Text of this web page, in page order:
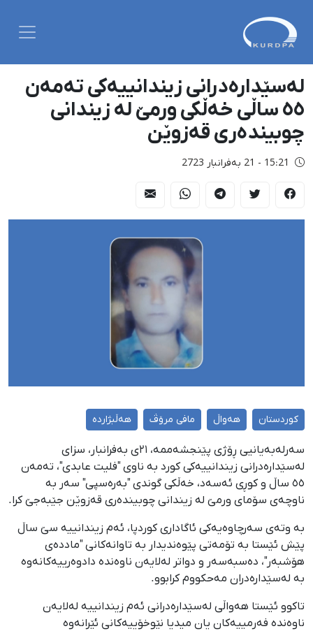
لەسێدارەدرانی زیندانییەکی تەمەن
٥٥ ساڵی خەڵکی ورمێ لە زیندانی
چوبیندەری قەزوێن
15:21 - 21 بەفرانبار 2723
کوردستان هەواڵ مافی مرۆڤ هەڵبژاردە
سەرلەبەیانیی ڕۆژی پێنجشەممە، ٢١ی بەفرانبار، سزای
لەسێدارەدرانی زیندانییەکی کورد بە ناوی "فلیت عابدی"، تەمەن
٥٥ ساڵ و کوڕی ئەسەد، خەڵکی گوندی "بەرەسپی" سەر بە
ناوچەی سۆمای ورمێ لە زیندانی چوبیندەری قەزوێن جێبەجێ کرا.
بە وتەی سەرچاوەیەکی ئاگاداری کوردپا، ئەم زیندانییە سێ ساڵ
پێش ئێستا بە تۆمەتی پێوەندیدار بە تاوانەکانی "ماددەی
هۆشبەر"، دەسبەسەر و دواتر لەلایەن ناوەندە دادوەرییەکانەوە
بە لەسێدارەدران مەحکووم کرابوو.
تاکوو ئێستا هەواڵی لەسێدارەدرانی ئەم زیندانییە لەلایەن
ناوەندە فەرمییەکان یان میدیا نێوخۆییەکانی ئێرانەوە